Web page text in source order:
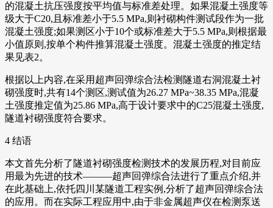
的混凝土抗压强度按平均值与标准差处理。如果混凝土强度等
级大于C20,且标准差小于5.5 MPa,则衬砌构件测试段作为一批
混凝土强度;如果测区小于10个或标准差大于5.5 MPa,则根据最
小值原则,按单个构件推算混凝土强度。混凝土强度的推定结
果见表2。
根据以上内容,在采用超声回弹综合法检测隧道右洞混凝土衬
砌强度时,共有14个测区,测试值为26.27 MPa~38.35 MPa,混凝
土强度推定值为25.86 MPa,高于设计要求中的C25混凝土强度,
隧道衬砌强度符合要求。
4 结语
本文首先分析了隧道衬砌强度检测技术的发展历程,对目前应
用最为先进的技术———超声回弹综合法进行了重点介绍,并
在此基础上,依托四川某隧道工程实例,分析了超声回弹综合法
的应用。而在实际工程应用中,由于非金属超声仪在检测泵送